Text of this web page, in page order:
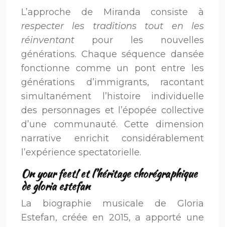
L’approche de Miranda consiste à
respecter les traditions tout en les
réinventant pour les nouvelles
générations. Chaque séquence dansée
fonctionne comme un pont entre les
générations d’immigrants, racontant
simultanément l’histoire individuelle
des personnages et l’épopée collective
d’une communauté. Cette dimension
narrative enrichit considérablement
l’expérience spectatorielle.
On your feet! et l’héritage chorégraphique
de gloria estefan
La biographie musicale de Gloria
Estefan, créée en 2015, a apporté une